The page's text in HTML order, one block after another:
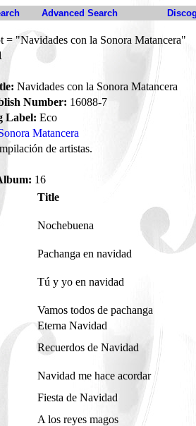
Advanced Search
= "Navidades con la Sonora Matancera"
Navidades con la Sonora Matancera
Number: 16088-7
Label: Eco
Matancera
de artistas.
16
Title
Nochebuena
Pachanga en navidad
Tú y yo en navidad
Vamos todos de pachanga
Eterna Navidad
Recuerdos de Navidad
Navidad me hace acordar
Fiesta de Navidad
A los reyes magos